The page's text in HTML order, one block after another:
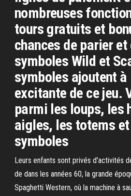
nombreuses
tours gratuits et
chances de parier et
symboles Wild et
symboles ajoutent
excitante de ce jeu.
parmi les loups, les
aigles, les totems
symboles
Leurs enfants sont privés d'activités
de dans les années 60, la grande
Spaghetti Western, où la machine à